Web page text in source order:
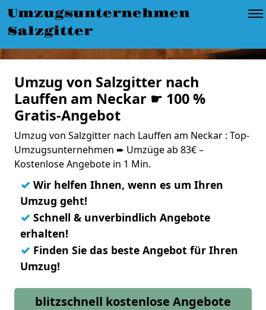
Umzugsunternehmen
Salzgitter
Umzug von Salzgitter nach
Lauffen am Neckar ☛ 100 %
Gratis-Angebot
Umzug von Salzgitter nach Lauffen am Neckar : Top-
Umzugsunternehmen ➨ Umzüge ab 83€ –
Kostenlose Angebote in 1 Min.
✓ Wir helfen Ihnen, wenn es um Ihren
Umzug geht!
✓ Schnell & unverbindlich Angebote
erhalten!
✓ Finden Sie das beste Angebot für Ihren
Umzug!
blitzschnell kostenlose Angebote